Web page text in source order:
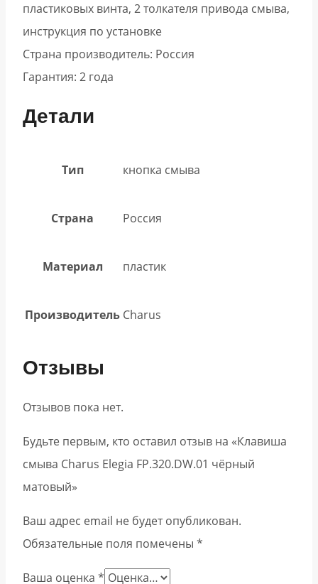
пластиковых винта, 2 толкателя привода смыва,
инструкция по установке
Страна производитель: Россия
Гарантия: 2 года
Детали
Тип кнопка смыва
Страна Россия
Материал пластик
Производитель Charus
Отзывы
Отзывов пока нет.
Будьте первым, кто оставил отзыв на «Клавиша
смыва Charus Elegia FP.320.DW.01 чёрный
матовый»
Ваш адрес email не будет опубликован.
Обязательные поля помечены *
Ваша оценка *